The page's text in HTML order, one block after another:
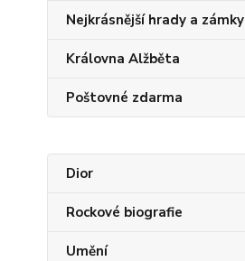
Nejkrásnější hrady a zámky
Královna Alžběta
Poštovné zdarma
Dior
Rockové biografie
Umění